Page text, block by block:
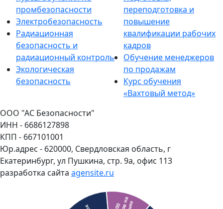
промбезопасности
Электробезопасность
Радиационная
безопасность и
радиационный контроль
Экологическая
безопасность
переподготовка и
повышение
квалификации рабочих
кадров
Обучение менеджеров
по продажам
Курс обучения
«Вахтовый метод»
ООО "АС Безопасности"
ИНН - 6686127898
КПП - 667101001
Юр.адрес - 620000, Свердловская область, г
Екатеринбург, ул Пушкина, стр. 9а, офис 113
разработка сайта agensite.ru